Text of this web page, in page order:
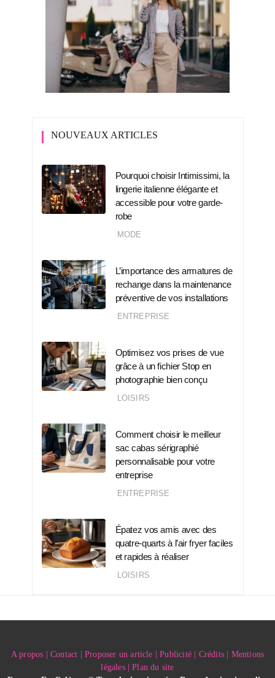
NOUVEAUX ARTICLES
Pourquoi choisir Intimissimi, la
lingerie italienne élégante et
accessible pour votre garde-
robe
MODE
L’importance des armatures de
rechange dans la maintenance
préventive de vos installations
ENTREPRISE
Optimisez vos prises de vue
grâce à un fichier Stop en
photographie bien conçu
LOISIRS
Comment choisir le meilleur
sac cabas sérigraphié
personnalisable pour votre
entreprise
ENTREPRISE
Épatez vos amis avec des
quatre-quarts à l’air fryer faciles
et rapides à réaliser
LOISIRS
A propos | Contact | Proposer un article | Publicité | Crédits | Mentions
légales |Plan du site